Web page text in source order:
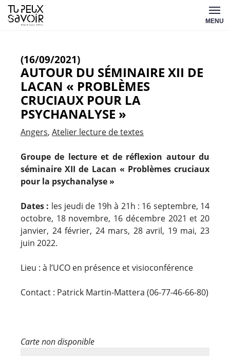
Aller
au
MENU
(16/09/2021)
AUTOUR DU SÉMINAIRE XII DE
LACAN « PROBLÈMES
CRUCIAUX POUR LA
PSYCHANALYSE »
Angers Atelier lecture de textes
Groupe de lecture et de réflexion autour du
séminaire XII de Lacan « Problèmes cruciaux
pour la psychanalyse »
Dates : les jeudi de 19h à 21h : 16 septembre, 14
octobre, 18 novembre, 16 décembre 2021 et 20
janvier, 24 février, 24 mars, 28 avril, 19 mai, 23
juin 2022.
Lieu : à l’UCO en présence et visioconférence
Contact : Patrick Martin-Mattera (06-77-46-66-80)
Carte non disponible